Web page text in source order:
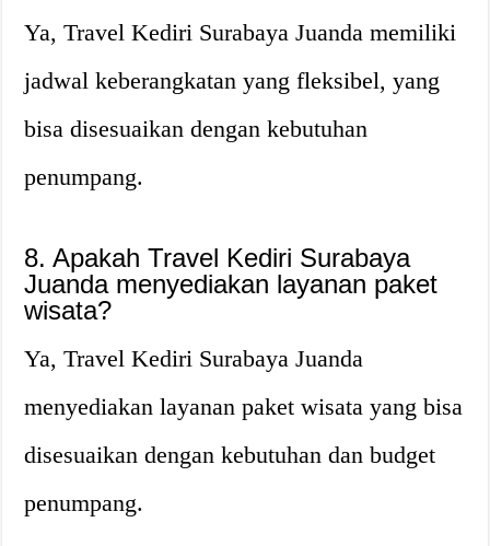
Ya, Travel Kediri Surabaya Juanda memiliki
jadwal keberangkatan yang fleksibel, yang
bisa disesuaikan dengan kebutuhan
penumpang.
8. Apakah Travel Kediri Surabaya
Juanda menyediakan layanan paket
wisata?
Ya, Travel Kediri Surabaya Juanda
menyediakan layanan paket wisata yang bisa
disesuaikan dengan kebutuhan dan budget
penumpang.